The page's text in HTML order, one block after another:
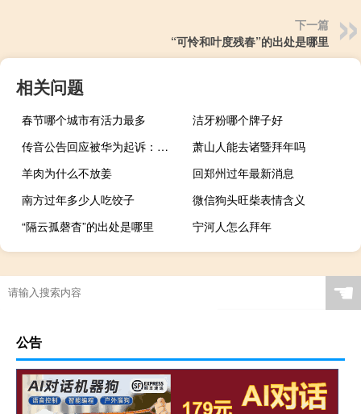
下一篇
“可怜和叶度残春”的出处是哪里
相关问题
春节哪个城市有活力最多
洁牙粉哪个牌子好
传音公告回应被华为起诉：涉案金额2000万元，已立案
萧山人能去诸暨拜年吗
羊肉为什么不放姜
回郑州过年最新消息
南方过年多少人吃饺子
微信狗头旺柴表情含义
“隔云孤磬杳”的出处是哪里
宁河人怎么拜年
☚
公告